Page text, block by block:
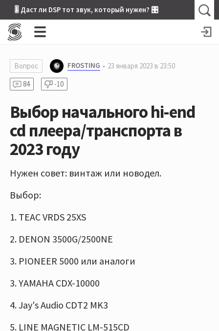
🎚 Даст ли DSP тот звук, который нужен? 🎛
Вопрос FROSTING
23 января 2023 в 23:50
84
-10
Выбор начального hi-end
cd плеера/транспорта в
2023 году
Нужен совет: винтаж или новодел.
Выбор:
1. TEAC VRDS 25XS
2. DENON 3500G/2500NE
3. PIONEER 5000 или аналоги
3. YAMAHA CDX-10000
4. Jay's Audio CDT2 MK3
5. LINE MAGNETIC LM-515CD